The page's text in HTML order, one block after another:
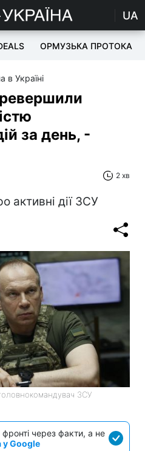
UA
ОРМУЗЬКА ПРОТОКА
в Україні
за день, -
2 хв
активні дії ЗСУ
ЗСУ
через факти, а не
у Google